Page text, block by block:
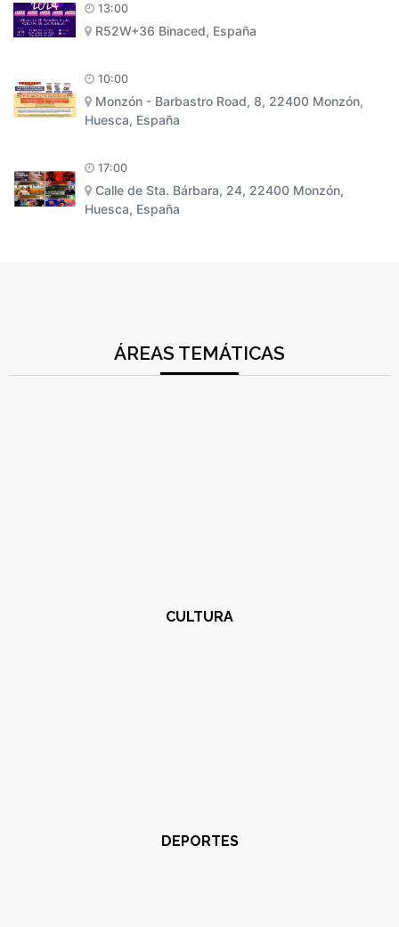
13:00
R52W+36 Binaced, España
10:00
Monzón - Barbastro Road, 8, 22400 Monzón,
Huesca, España
17:00
Calle de Sta. Bárbara, 24, 22400 Monzón,
Huesca, España
ÁREAS TEMÁTICAS
CULTURA
DEPORTES